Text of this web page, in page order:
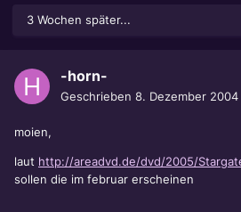
3 Wochen später...
-horn-
Geschrieben 8. Dezember 2004
moien,
laut http://areadvd.de/dvd/2005/
sollen die im februar erscheinen